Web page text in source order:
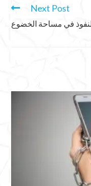
Next Post
في مساحة الخضوع